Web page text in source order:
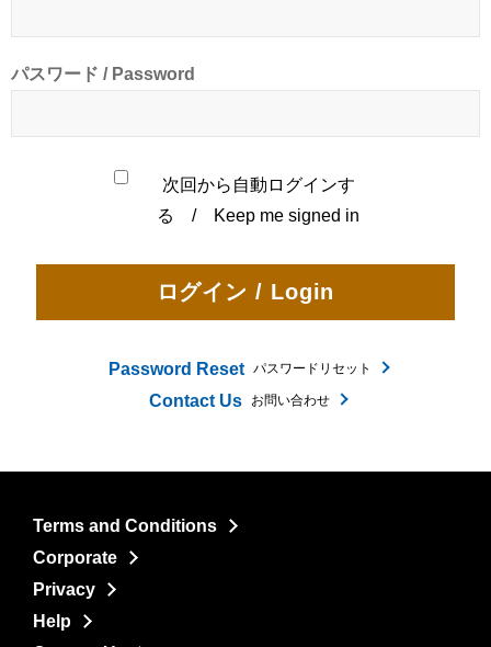
パスワード / Password
次回から自動ログインす
る / Keep me signed in
Password Reset パスワードリセット
Contact Us お問い合わせ
Terms and Conditions
Corporate
Privacy
Help